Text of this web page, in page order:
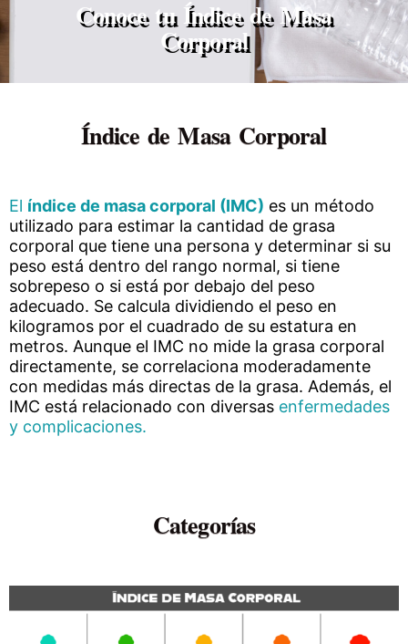
Conoce tu Índice de Masa
Corporal
Índice de Masa Corporal
El índice de masa corporal (IMC) es un método
utilizado para estimar la cantidad de grasa
corporal que tiene una persona y determinar si su
peso está dentro del rango normal, si tiene
sobrepeso o si está por debajo del peso
adecuado. Se calcula dividiendo el peso en
kilogramos por el cuadrado de su estatura en
metros. Aunque el IMC no mide la grasa corporal
directamente, se correlaciona moderadamente
con medidas más directas de la grasa. Además, el
IMC está relacionado con diversas enfermedades
y complicaciones.
Categorías